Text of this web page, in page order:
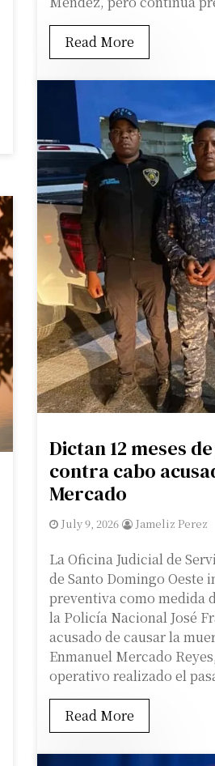
Read More
Dictan 12 meses
contra cabo
Mercado
July 9, 2026 Jameliz Perez
La Oficina Judicial de
de Santo Domingo Oeste
preventiva como medida
la Policía Nacional José
acusado de causar la
Enmanuel Mercado
operativo realizado el
Read More